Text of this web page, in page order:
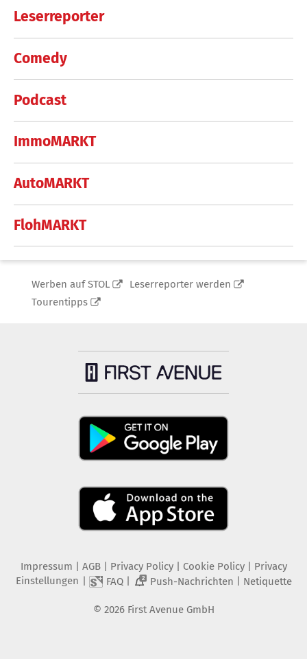
Leserreporter
Comedy
Podcast
ImmoMARKT
AutoMARKT
FlohMARKT
Werben auf STOL
Leserreporter werden
Tourentipps
Impressum AGB Privacy Policy| Cookie Policy| Privacy
Einstellungen
FAQ| 2 Push-Nachrichten Netiquette
© 2026 First Avenue GmbH